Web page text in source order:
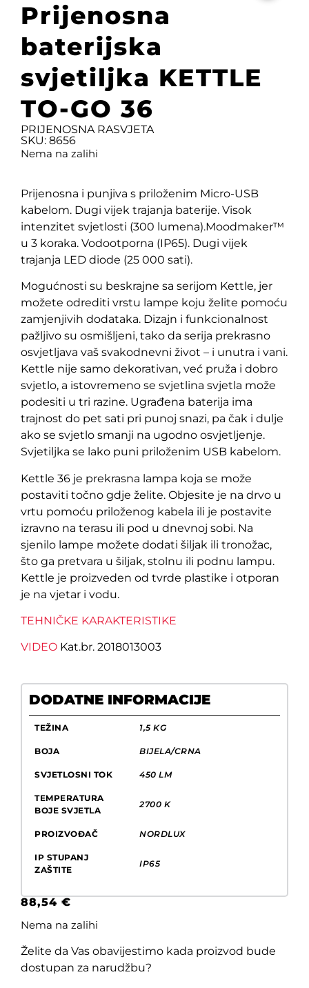
Prijenosna
baterijska
svjetiljka KETTLE
TO-GO 36
PRIJENOSNA RASVJETA
SKU: 8656
Nema na zalihi
Prijenosna i punjiva s priloženim Micro-USB
kabelom. Dugi vijek trajanja baterije. Visok
intenzitet svjetlosti (300 lumena).Moodmaker™
u 3 koraka. Vodootporna (IP65). Dugi vijek
trajanja LED diode (25 000 sati).
Mogućnosti su beskrajne sa serijom Kettle, jer
možete odrediti vrstu lampe koju želite pomoću
zamjenjivih dodataka. Dizajn i funkcionalnost
pažljivo su osmišljeni, tako da serija prekrasno
osvjetljava vaš svakodnevni život – i unutra i vani.
Kettle nije samo dekorativan, već pruža i dobro
svjetlo, a istovremeno se svjetlina svjetla može
podesiti u tri razine. Ugrađena baterija ima
trajnost do pet sati pri punoj snazi, pa čak i dulje
ako se svjetlo smanji na ugodno osvjetljenje.
Svjetiljka se lako puni priloženim USB kabelom.
Kettle 36 je prekrasna lampa koja se može
postaviti točno gdje želite. Objesite je na drvo u
vrtu pomoću priloženog kabela ili je postavite
izravno na terasu ili pod u dnevnoj sobi. Na
sjenilo lampe možete dodati šiljak ili tronožac,
što ga pretvara u šiljak, stolnu ili podnu lampu.
Kettle je proizveden od tvrde plastike i otporan
je na vjetar i vodu.
TEHNIČKE KARAKTERISTIKE
VIDEO Kat.br. 2018013003
DODATNE INFORMACIJE
TEŽINA 1,5 KG
BOJA BIJELA/CRNA
SVJETLOSNI TOK 450 LM
TEMPERATURA
BOJE SVJETLA
2700 K
PROIZVOĐAČ NORDLUX
IP STUPANJ
ZAŠTITE
IP65
88,54 €
Nema na zalihi
Želite da Vas obavijestimo kada proizvod bude
dostupan za narudžbu?